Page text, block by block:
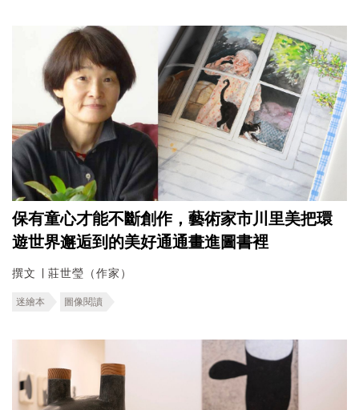
保有童心才能不斷創作，藝術家市川里美把環
遊世界邂逅到的美好通通畫進圖書裡
撰文 ∣ 莊世瑩（作家）
迷繪本 圖像閱讀